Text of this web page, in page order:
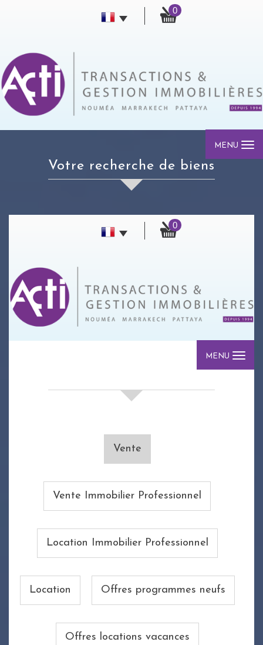
0
MENU
votre recherche de biens
0
MENU
Vente
Vente Immobilier Professionnel
Location Immobilier Professionnel
Location Offres programmes neufs
Offres locations vacances